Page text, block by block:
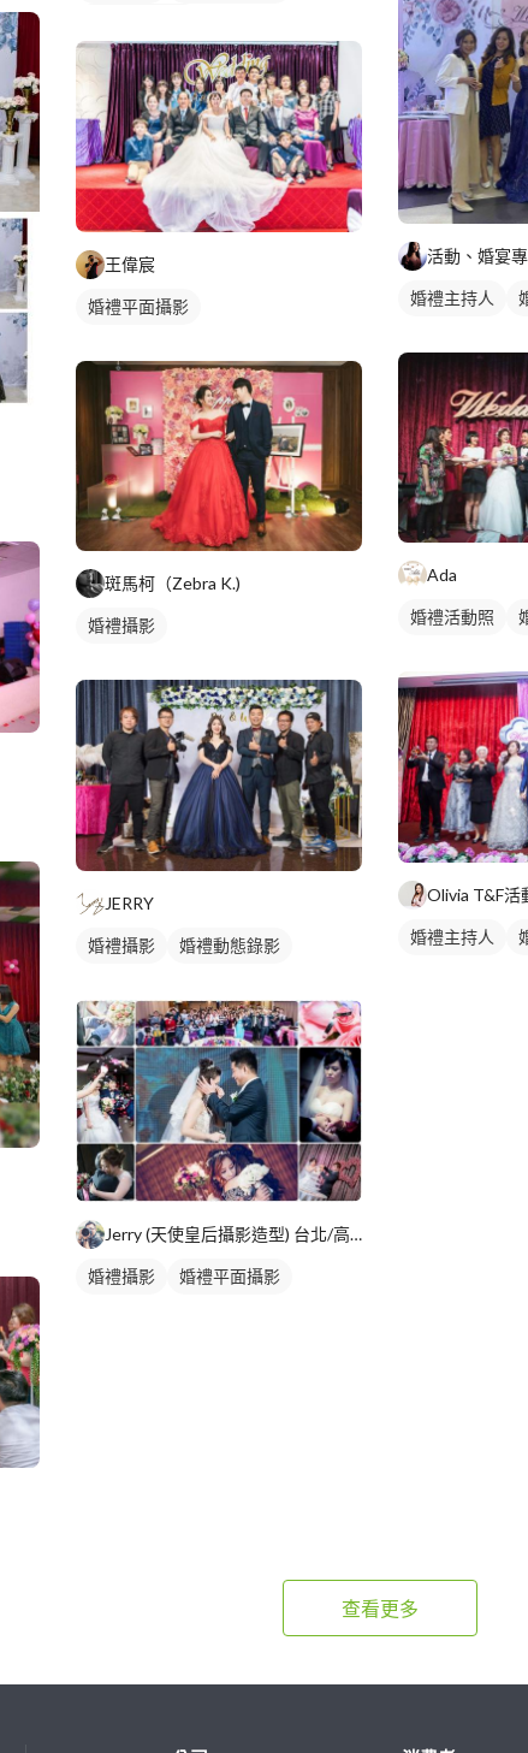
王偉宸
婚禮平面攝影
斑馬柯（Zebra K.)
婚禮攝影
JERRY
婚禮攝影 婚禮動態錄影
Jerry (天使皇后攝影造型) 台北/高雄
婚禮攝影 婚禮平面攝影
活動、婚宴
婚禮主持人
Ada
婚禮活動照
Olivia T&F活
婚禮主持人
查看更多